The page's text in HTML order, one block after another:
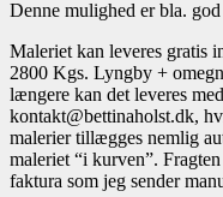
Denne mulighed er bla.
Maleriet kan leveres gratis
2800 Kgs. Lyngby +
længere kan det leveres
kontakt@bettinaholst.dk,
malerier tillægges nemlig
maleriet “i kurven”.
faktura som jeg sender